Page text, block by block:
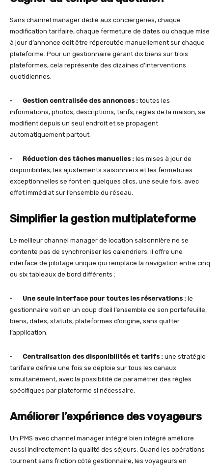
Sans channel manager dédié aux conciergeries, chaque
modification tarifaire, chaque fermeture de dates ou chaque mise
à jour d’annonce doit être répercutée manuellement sur chaque
plateforme. Pour un gestionnaire gérant dix biens sur trois
plateformes, cela représente des dizaines d’interventions
quotidiennes.
• Gestion centralisée des annonces : toutes les
informations, photos, descriptions, tarifs, règles de la maison, se
modifient depuis un seul endroit et se propagent
automatiquement partout.
• Réduction des tâches manuelles : les mises à jour de
disponibilités, les ajustements saisonniers et les fermetures
exceptionnelles se font en quelques clics, une seule fois, avec
effet immédiat sur l’ensemble du réseau.
Simplifier la gestion multiplateforme
Le meilleur channel manager de location saisonnière ne se
contente pas de synchroniser les calendriers. Il offre une
interface de pilotage unique qui remplace la navigation entre cinq
ou six tableaux de bord différents :
• Une seule interface pour toutes les réservations : le
gestionnaire voit en un coup d’œil l’ensemble de son portefeuille,
biens, dates, statuts, plateformes d’origine, sans quitter
l’application.
• Centralisation des disponibilités et tarifs : une stratégie
tarifaire définie une fois se déploie sur tous les canaux
simultanément, avec la possibilité de paramétrer des règles
spécifiques par plateforme si nécessaire.
Améliorer l’expérience des voyageurs
Un PMS avec channel manager intégré bien intégré améliore
aussi indirectement la qualité des séjours. Quand les opérations
tournent sans friction côté gestionnaire, les voyageurs en